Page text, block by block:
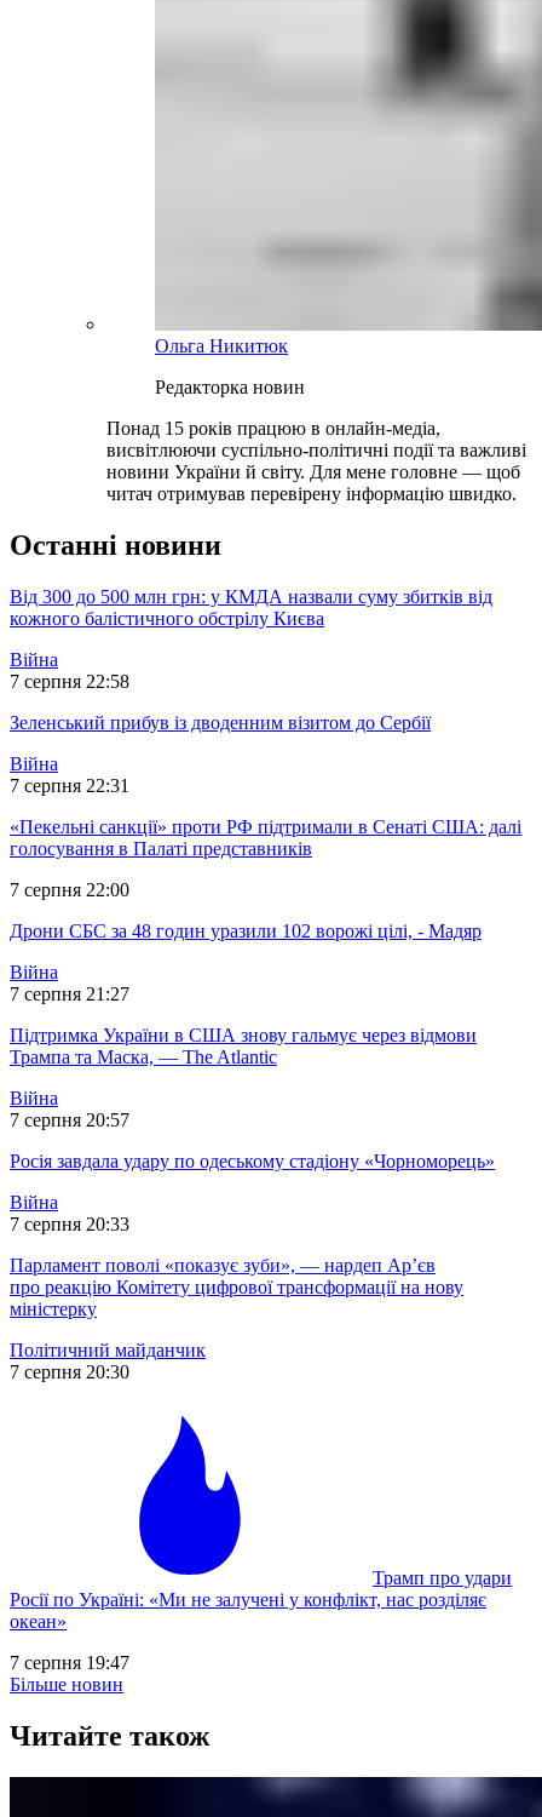
Ольга Никитюк
Редакторка новин
Понад 15 років працюю в онлайн-медіа,
висвітлюючи суспільно-політичні події та важливі
новини України й світу. Для мене головне — щоб
читач отримував перевірену інформацію швидко.
Останні новини
Від 300 до 500 млн грн: у КМДА назвали суму збитків від
кожного балістичного обстрілу Києва
Війна
7 серпня 22:58
Зеленський прибув із дводенним візитом до Сербії
Війна
7 серпня 22:31
«Пекельні санкції» проти РФ підтримали в Сенаті США: далі
голосування в Палаті представників
7 серпня 22:00
Дрони СБС за 48 годин уразили 102 ворожі цілі, - Мадяр
Війна
7 серпня 21:27
Підтримка України в США знову гальмує через відмови
Трампа та Маска, — The Atlantic
Війна
7 серпня 20:57
Росія завдала удару по одеському стадіону «Чорноморець»
Війна
7 серпня 20:33
Парламент поволі «показує зуби», — нардеп Ар’єв
про реакцію Комітету цифрової трансформації на нову
міністерку
Політичний майданчик
7 серпня 20:30
Трамп про удари
Росії по Україні: «Ми не залучені у конфлікт, нас розділяє
океан»
7 серпня 19:47
Більше новин
Читайте також